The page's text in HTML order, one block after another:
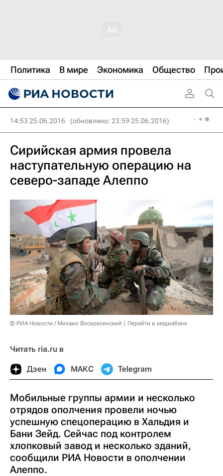
Политика В мире Экономика Общество
14:53 25.06.2016 (обновлено: 23:59 25.06.2016)
Сирийская армия провела
наступательную операцию на
северо-западе Алеппо
© РИА Новости / Михаил Воскресенский Перейти в медиабанк
Читать ria.ru в
Дзен МАКС Telegram
Мобильные группы армии и несколько
отрядов ополчения провели ночью
успешную спецоперацию в Хальдия и
Бани Зейд. Сейчас под контролем
хлопковый завод и несколько зданий,
сообщили РИА Новости в ополчении
Алеппо.